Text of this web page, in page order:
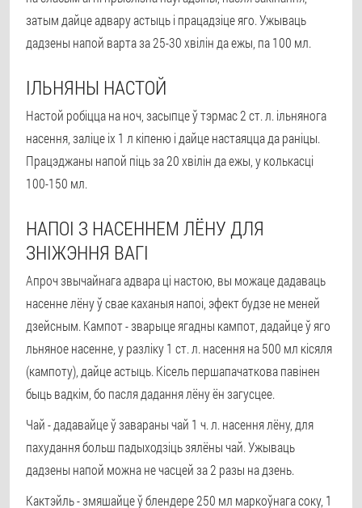
затым дайце адвару астыць і працадзіце яго. Ужываць
дадзены напой варта за 25-30 хвілін да ежы, па 100 мл.
ІЛЬНЯНЫ НАСТОЙ
Настой робіцца на ноч, засыпце ў тэрмас 2 ст. л. ільнянога
насення, заліце іх 1 л кіпеню і дайце настаяцца да раніцы.
Працэджаны напой піць за 20 хвілін да ежы, у колькасці
100-150 мл.
НАПОІ З НАСЕННЕМ ЛЁНУ ДЛЯ
ЗНІЖЭННЯ ВАГІ
Апроч звычайнага адвара ці настою, вы можаце дадаваць
насенне лёну ў свае каханыя напоі, эфект будзе не меней
дзейсным. Кампот - зварыце ягадны кампот, дадайце ў яго
льняное насенне, у разліку 1 ст. л. насення на 500 мл кісяля
(кампоту), дайце астыць. Кісель першапачаткова павінен
быць вадкім, бо пасля дадання лёну ён загусцее.
Чай - дадавайце ў завараны чай 1 ч. л. насення лёну, для
пахудання больш падыходзіць зялёны чай. Ужываць
дадзены напой можна не часцей за 2 разы на дзень.
Кактэйль - змяшайце ў блендере 250 мл маркоўнага соку, 1